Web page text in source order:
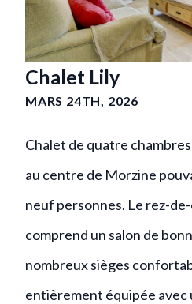
Chalet Lily
MARS 24TH, 2026
Chalet de quatre
au centre de Morzine
neuf personnes. Le rez-
comprend un salon de
nombreux sièges
entièrement équipée avec